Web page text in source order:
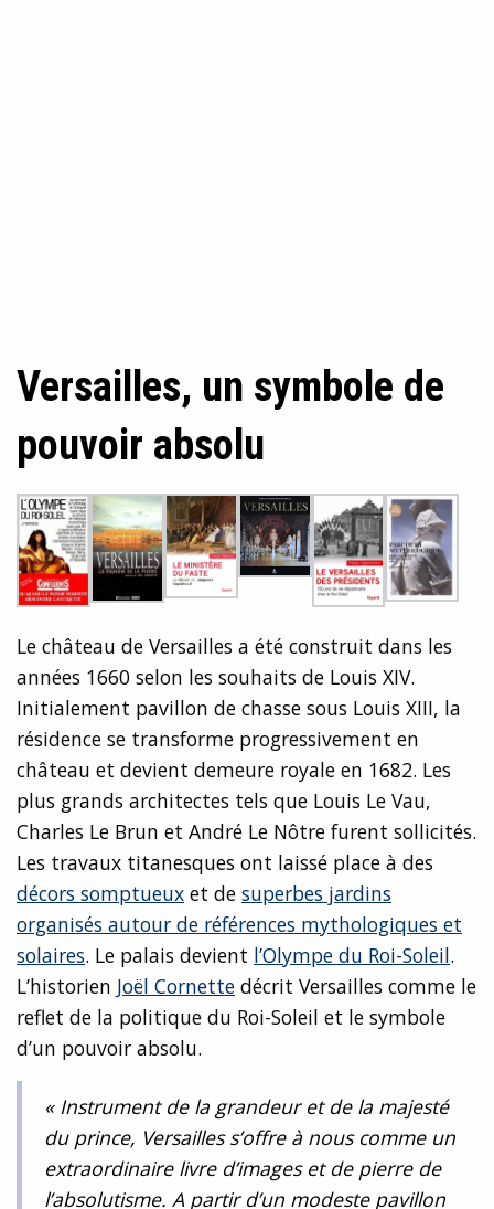
Versailles, un symbole de
pouvoir absolu
Le château de Versailles a été construit dans les
années 1660 selon les souhaits de Louis XIV.
Initialement pavillon de chasse sous Louis XIII, la
résidence se transforme progressivement en
château et devient demeure royale en 1682. Les
plus grands architectes tels que Louis Le Vau,
Charles Le Brun et André Le Nôtre furent sollicités.
Les travaux titanesques ont laissé place à des
décors somptueux et de superbes jardins
organisés autour de références mythologiques et
solaires. Le palais devient l’Olympe du Roi-Soleil.
L’historien Joël Cornette décrit Versailles comme le
reflet de la politique du Roi-Soleil et le symbole
d’un pouvoir absolu.
« Instrument de la grandeur et de la majesté
du prince, Versailles s’offre à nous comme un
extraordinaire livre d’images et de pierre de
l’absolutisme. A partir d’un modeste pavillon